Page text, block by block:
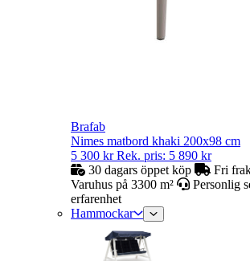
Brafab
Nimes matbord khaki 200x98 cm
5 300 kr Rek. pris: 5 890 kr
30 dagars öppet köp
Fri
Varuhus på 3300 m²
Personlig
erfarenhet
Hammockar